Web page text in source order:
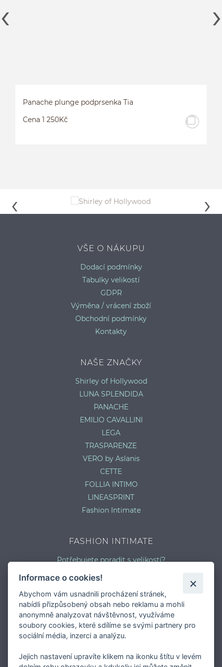
Panache plunge podprsenka Tia
Cena 1 250Kč
VŠE O NÁKUPU
Dodací podmínky
Tabulky velikostí
GDPR
Výměna / vrácení zboží
Obchodní podmínky
Kontakty
NAŠE ZNAČKY
Shirley of Hollywood
LUNA SPLENDIDA
PANACHE
EMILIO CAVALLINI
LEGA
TRASPARENZE
VERO by Aslanis
CETTE
FOLLIA INTIMO
LINEASPRINT
Fashion Intimate
FASHION INTIMATE
Potřebujete poradit s velikostí?
Jaký typ kalhotek je pro vás vhodný?
Typy podprsenek
Druhy plavek
Typy punčocháčů
Informace o cookies!
Abychom vám usnadnili procházení stránek,
nabídli přizpůsobený obsah nebo reklamu a mohli
anonymně analyzovat návštěvnost, využíváme
soubory cookies, které sdílíme se svými partnery pro
sociální média, inzerci a analýzu.
Jejich nastavení upravíte klikem na ikonku štítu v levém